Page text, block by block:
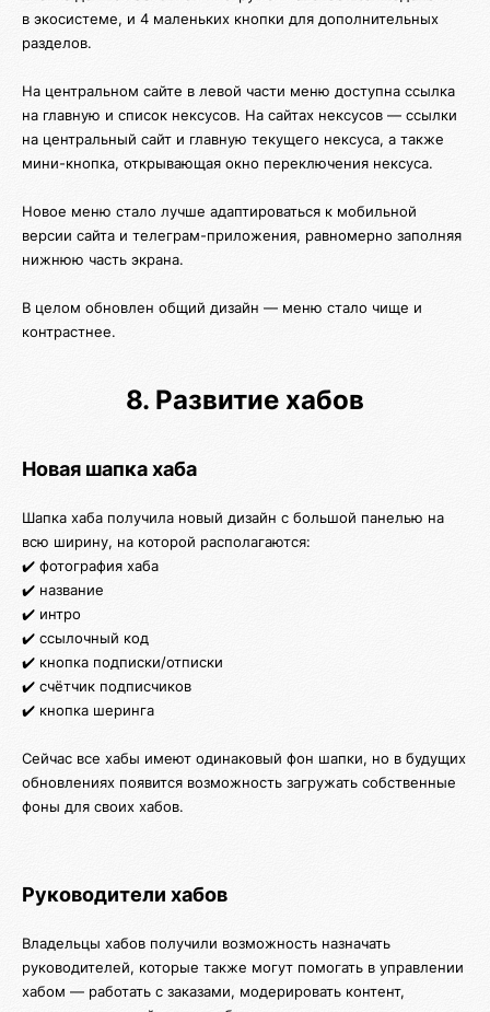
в экосистеме, и 4 маленьких кнопки для дополнительных
разделов.
На центральном сайте в левой части меню доступна ссылка
на главную и список нексусов. На сайтах нексусов — ссылки
на центральный сайт и главную текущего нексуса, а также
мини-кнопка, открывающая окно переключения нексуса.
Новое меню стало лучше адаптироваться к мобильной
версии сайта и телеграм-приложения, равномерно заполняя
нижнюю часть экрана.
В целом обновлен общий дизайн — меню стало чище и
контрастнее.
8. Развитие хабов
Новая шапка хаба
Шапка хаба получила новый дизайн с большой панелью на
всю ширину, на которой располагаются:
✔️ фотография хаба
✔️ название
✔️ интро
✔️ ссылочный код
✔️ кнопка подписки/отписки
✔️ счётчик подписчиков
✔️ кнопка шеринга
Сейчас все хабы имеют одинаковый фон шапки, но в будущих
обновлениях появится возможность загружать собственные
фоны для своих хабов.
Руководители хабов
Владельцы хабов получили возможность назначать
руководителей, которые также могут помогать в управлении
хабом — работать с заказами, модерировать контент,